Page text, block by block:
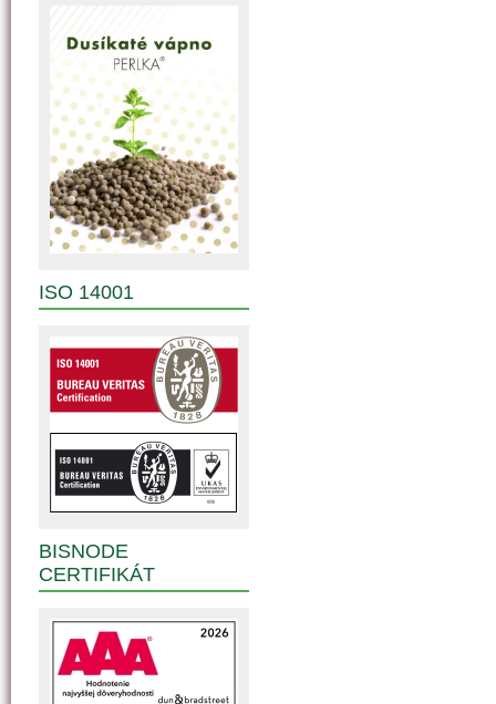
ISO 14001
BISNODE
CERTIFIKÁT